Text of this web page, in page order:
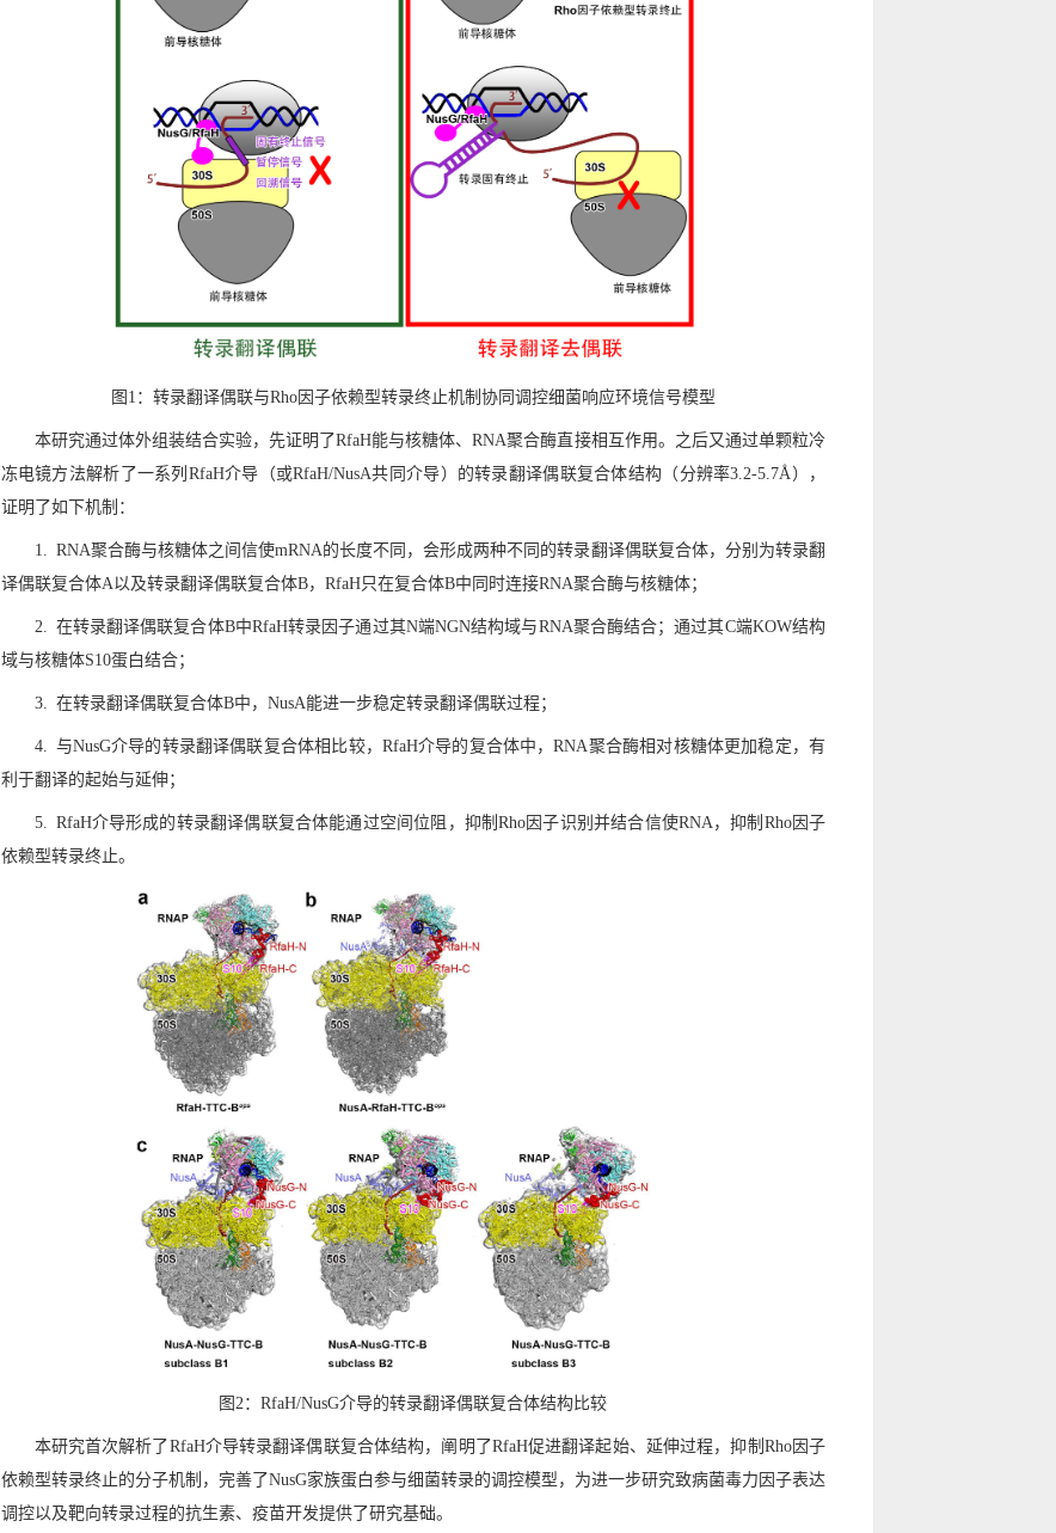
图1：转录翻译偶联与Rho因子依赖型转录终止机制协同调控细菌响应环境信号模型
本研究通过体外组装结合实验，先证明了RfaH能与核糖体、RNA聚合酶直接相互作用。之后又通过单颗粒冷
冻电镜方法解析了一系列RfaH介导（或RfaH/NusA共同介导）的转录翻译偶联复合体结构（分辨率3.2-5.7Å），
证明了如下机制：
1. RNA聚合酶与核糖体之间信使mRNA的长度不同，会形成两种不同的转录翻译偶联复合体，分别为转录翻
译偶联复合体A以及转录翻译偶联复合体B，RfaH只在复合体B中同时连接RNA聚合酶与核糖体；
2. 在转录翻译偶联复合体B中RfaH转录因子通过其N端NGN结构域与RNA聚合酶结合；通过其C端KOW结构
域与核糖体S10蛋白结合；
3. 在转录翻译偶联复合体B中，NusA能进一步稳定转录翻译偶联过程；
4. 与NusG介导的转录翻译偶联复合体相比较，RfaH介导的复合体中，RNA聚合酶相对核糖体更加稳定，有
利于翻译的起始与延伸；
5. RfaH介导形成的转录翻译偶联复合体能通过空间位阻，抑制Rho因子识别并结合信使RNA，抑制Rho因子
依赖型转录终止。
图2：RfaH/NusG介导的转录翻译偶联复合体结构比较
本研究首次解析了RfaH介导转录翻译偶联复合体结构，阐明了RfaH促进翻译起始、延伸过程，抑制Rho因子
依赖型转录终止的分子机制，完善了NusG家族蛋白参与细菌转录的调控模型，为进一步研究致病菌毒力因子表达
调控以及靶向转录过程的抗生素、疫苗开发提供了研究基础。